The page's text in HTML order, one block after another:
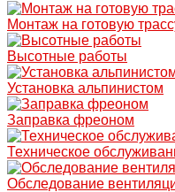
Монтаж на готовую
Высотные работы
Установка альпинистом
Заправка фреоном
Техническое
Обследование